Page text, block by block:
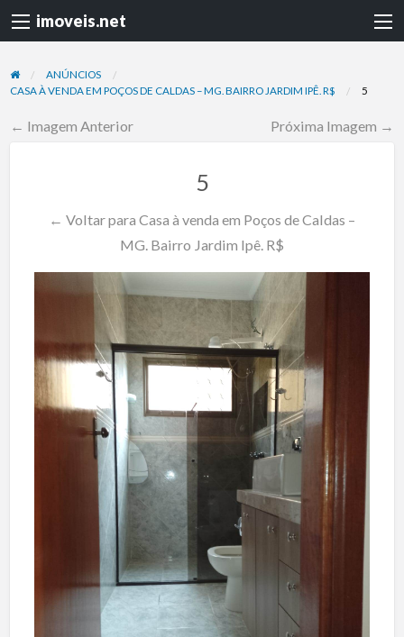
imoveis.net
ANÚNCIOS
CASA À VENDA EM POÇOS DE CALDAS – MG. BAIRRO JARDIM IPÊ. R$
5
← Imagem Anterior Próxima Imagem →
5
← Voltar para Casa à venda em Poços de Caldas –
MG. Bairro Jardim Ipê. R$